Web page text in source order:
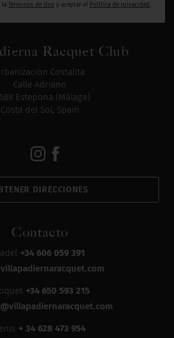
Racquet Club
Costalita
Calle Adriano
Estepona (Málaga)
Costa del Sol, Spain
DIRECCIONES
Contacto
+34 606 059 391
+34 650 593 215
+ 34 628 473 954
la Términos de Uso y aceptar el Política de privacidad.